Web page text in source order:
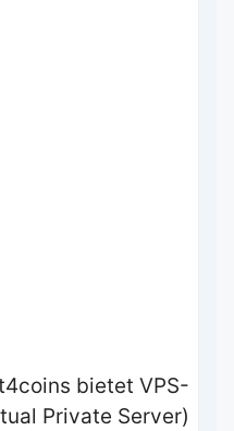
bietet VPS-
Private Server)